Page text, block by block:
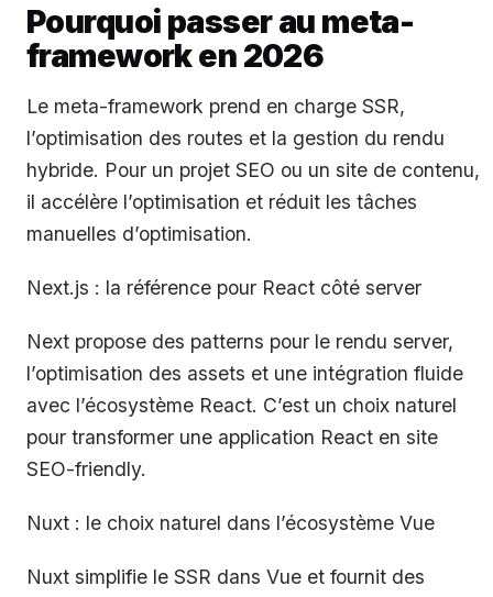
Pourquoi passer au meta-
framework en 2026
Le meta-framework prend en charge SSR,
l’optimisation des routes et la gestion du rendu
hybride. Pour un projet SEO ou un site de contenu,
il accélère l’optimisation et réduit les tâches
manuelles d’optimisation.
Next.js : la référence pour React côté server
Next propose des patterns pour le rendu server,
l’optimisation des assets et une intégration fluide
avec l’écosystème React. C’est un choix naturel
pour transformer une application React en site
SEO-friendly.
Nuxt : le choix naturel dans l’écosystème Vue
Nuxt simplifie le SSR dans Vue et fournit des